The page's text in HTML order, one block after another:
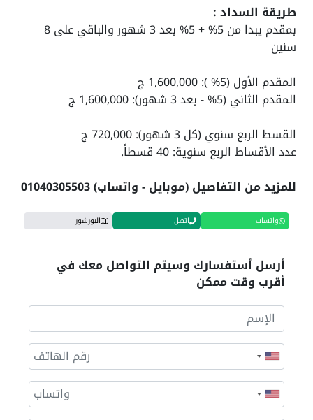
طريقة السداد :
بمقدم يبدا من 5% + 5% بعد 3 شهور والباقي على 8
سنين
المقدم الأول (5% ): 1,600,000 ج
المقدم الثاني (5% - بعد 3 شهور): 1,600,000 ج
القسط الربع سنوي (كل 3 شهور): 720,000 ج
عدد الأقساط الربع سنوية: 40 قسطاً.
للمزيد من التفاصيل (موبايل - واتساب) 01040305503
واتساب اتصل البورشور
أرسل أستفسارك وسيتم التواصل معك في
أقرب وقت ممكن